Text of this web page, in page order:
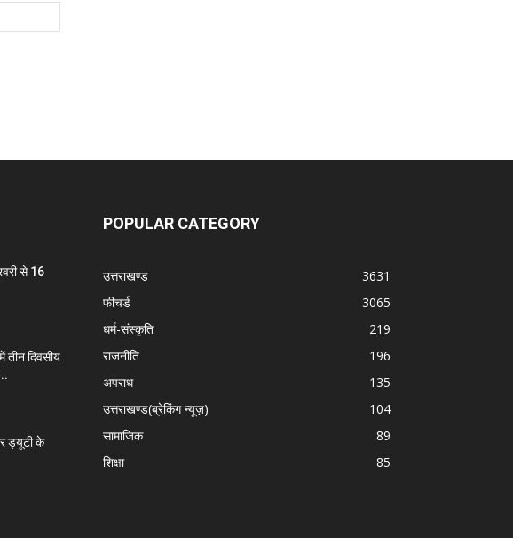
से 16
तीन दिवसीय
ड्यूटी के
POPULAR CATEGORY
उत्तराखण्ड
3631
फीचर्ड
3065
धर्म-संस्कृति
219
राजनीति
196
अपराध
135
उत्तराखण्ड(ब्रेकिंग न्यूज़)
104
सामाजिक
89
शिक्षा
85